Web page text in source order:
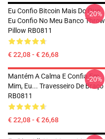
Eu Confio Bitcoin Mais Do Que
Eu Confio No Meu Banco Throw
Pillow RB0811
€ 22,08 - € 26,68
-20%
Mantém A Calma E Confia Em
Mim, Eu... Travesseiro De Braço
RB0811
€ 22,08 - € 26,68
-20%